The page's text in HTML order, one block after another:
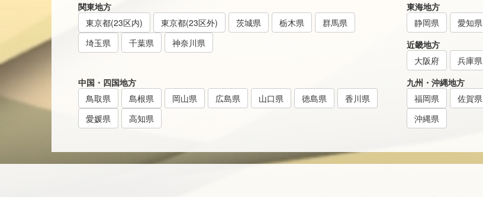
関東地方
東京都(23区内)
東京都(23区外) 茨城県 栃木県
群馬県
埼玉県
千葉県 神奈川県
東海地方
静岡県
愛知県
近畿地方
大阪府
兵庫県
中国・四国地方
鳥取県
島根県 岡山県 広島県 山口県 徳島県
香川県
愛媛県
高知県
九州・沖縄地方
福岡県
佐賀県
沖縄県